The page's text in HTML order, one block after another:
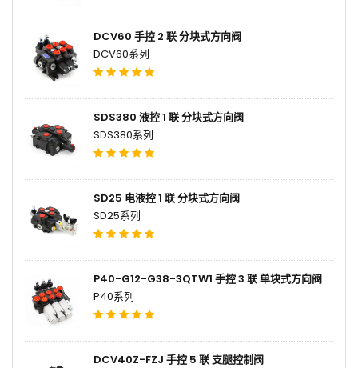
DCV60 手控 2 联 分块式方向阀
DCV60系列
SDS380 液控 1 联 分块式方向阀
SDS380系列
SD25 电液控 1 联 分块式方向阀
SD25系列
P40-G12-G38-3QTW1 手控 3 联 单块式方向阀
P40系列
DCV40Z-FZJ 手控 5 联 支腿控制阀